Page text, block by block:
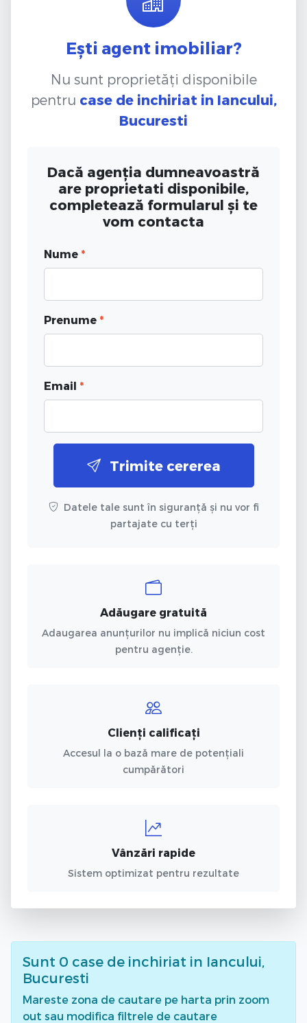
Ești agent imobiliar?
Nu sunt proprietăți disponibile
pentru case de inchiriat in Iancului,
Bucuresti
Dacă agenția dumneavoastră
are proprietati disponibile,
completează formularul și te
vom contacta
Nume *
Prenume *
Email *
Trimite cererea
Datele tale sunt în siguranță și nu vor fi
partajate cu terți
Adăugare gratuită
Adaugarea anunțurilor nu implică niciun cost
pentru agenție.
Clienți calificați
Accesul la o bază mare de potențiali
cumpărători
Vânzări rapide
Sistem optimizat pentru rezultate
Sunt 0 case de inchiriat in Iancului,
Bucuresti
Mareste zona de cautare pe harta prin zoom
out sau modifica filtrele de cautare